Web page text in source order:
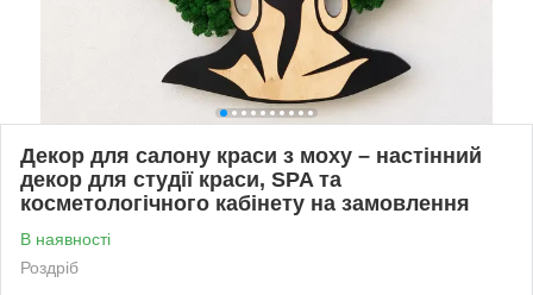
Декор для салону краси з моху – настінний
декор для студії краси, SPA та
косметологічного кабінету на замовлення
В наявності
Роздріб